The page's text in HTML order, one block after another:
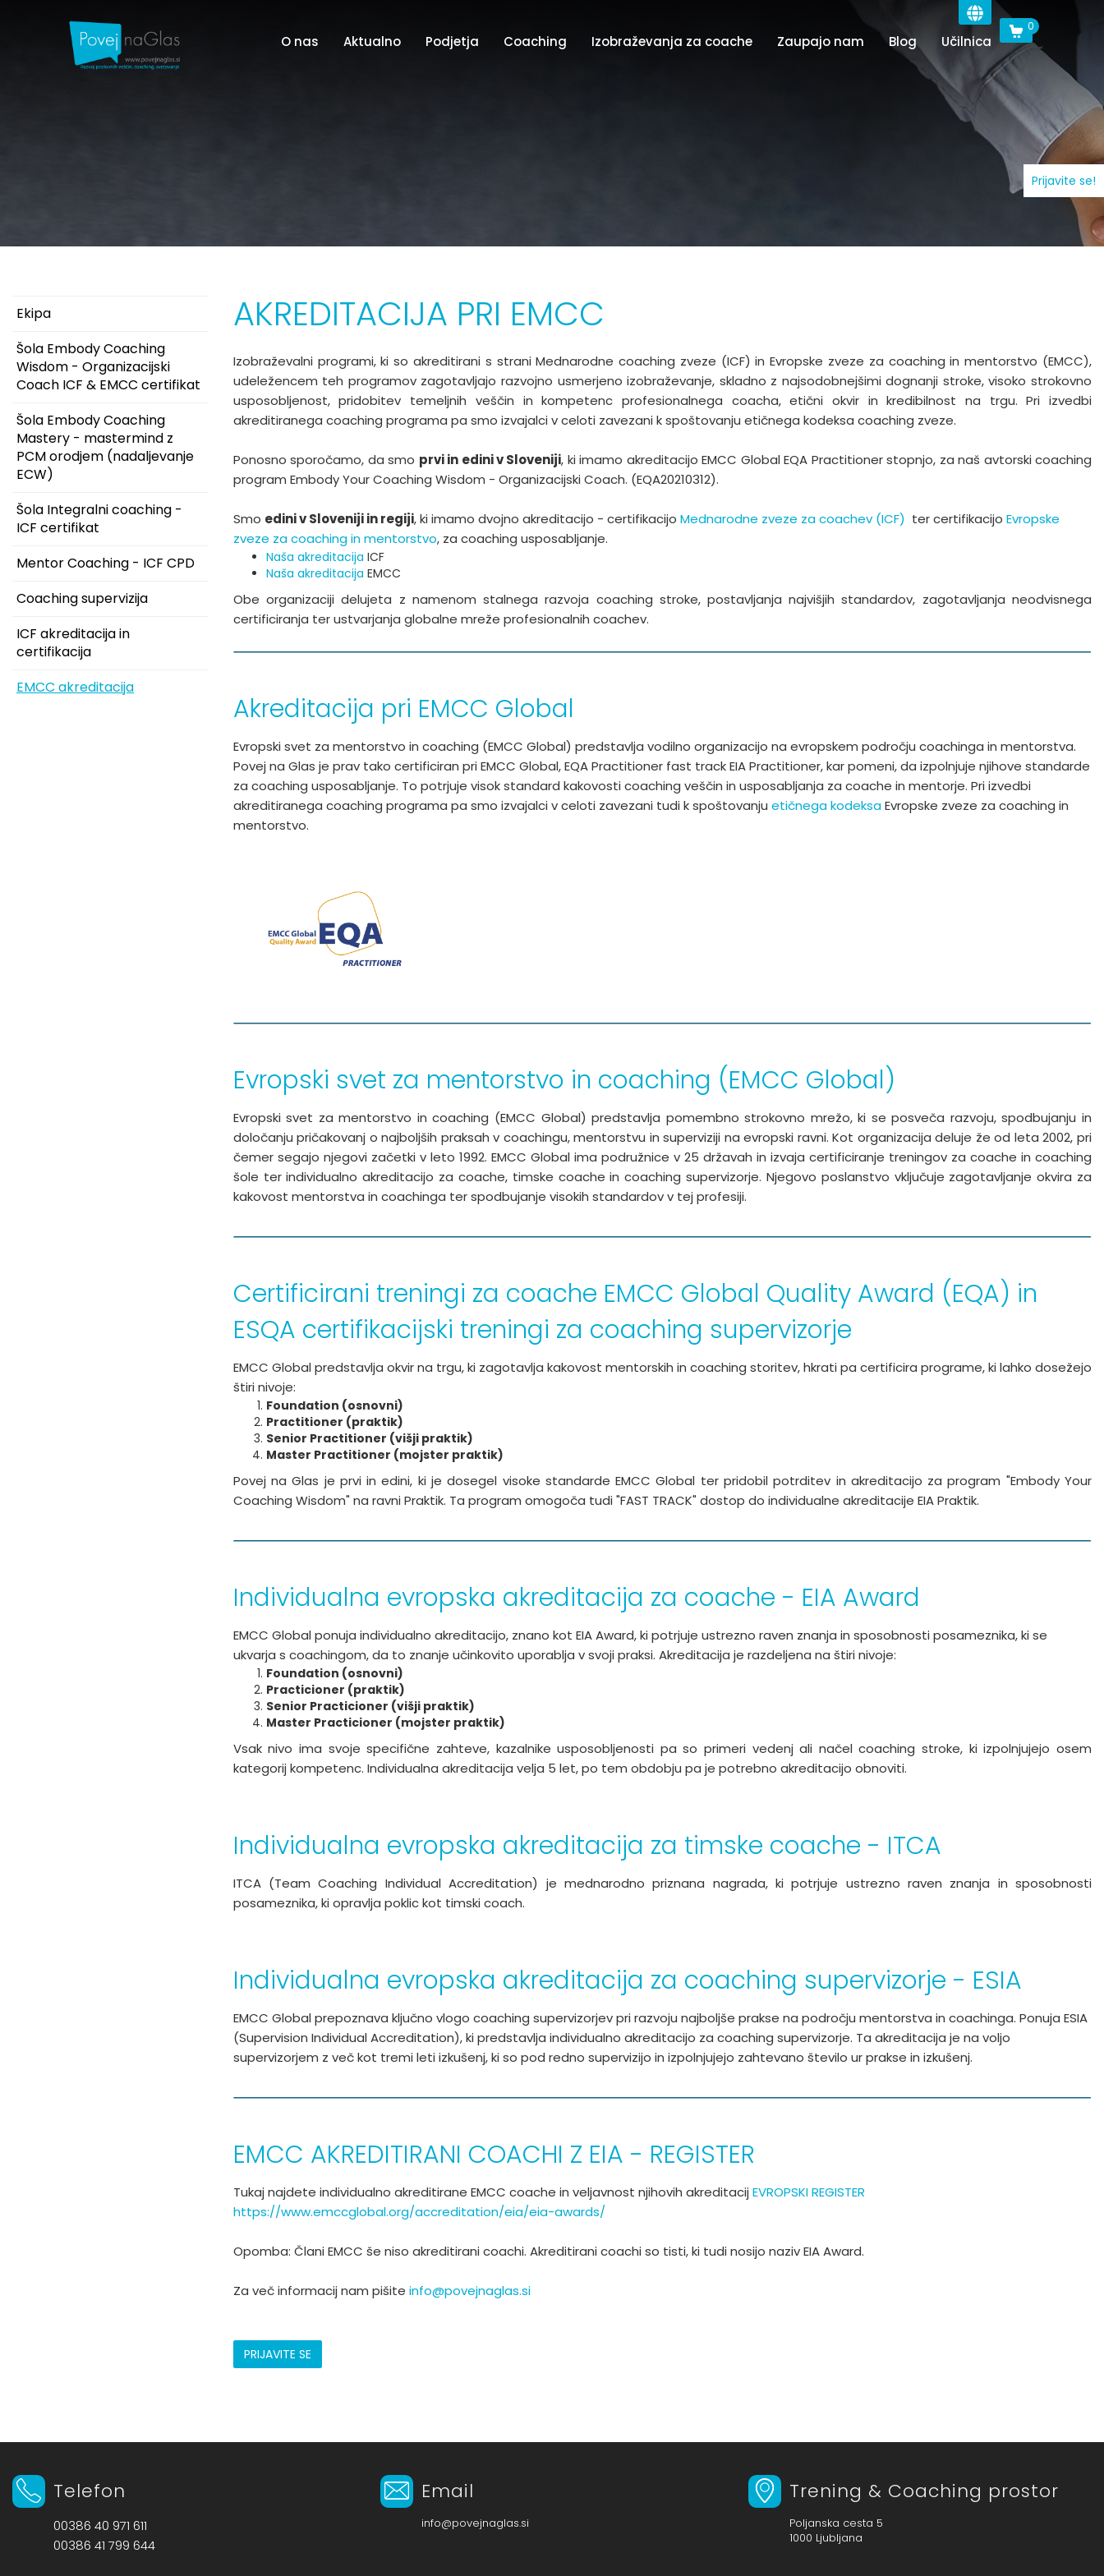
Prijavite se!
0
O nas Aktualno Podjetja Coaching Izobraževanja za coache Zaupajo nam Blog Učilnica
Ekipa
Šola Embody Coaching
Wisdom - Organizacijski
Coach ICF & EMCC certifikat
Šola Embody Coaching
Mastery - mastermind z
PCM orodjem (nadaljevanje
ECW)
Šola Integralni coaching -
ICF certifikat
Mentor Coaching - ICF CPD
Coaching supervizija
ICF akreditacija in
certifikacija
EMCC akreditacija
AKREDITACIJA PRI EMCC
Izobraževalni programi, ki so akreditirani s strani Mednarodne coaching zveze (ICF) in Evropske zveze za coaching in mentorstvo (EMCC),
udeležencem teh programov zagotavljajo razvojno usmerjeno izobraževanje, skladno z najsodobnejšimi dognanji stroke, visoko strokovno
usposobljenost, pridobitev temeljnih veščin in kompetenc profesionalnega coacha, etični okvir in kredibilnost na trgu. Pri izvedbi
akreditiranega coaching programa pa smo izvajalci v celoti zavezani k spoštovanju etičnega kodeksa coaching zveze.
Ponosno sporočamo, da smo prvi in edini v Sloveniji, ki imamo akreditacijo EMCC Global EQA Practitioner stopnjo, za naš avtorski coaching
program Embody Your Coaching Wisdom - Organizacijski Coach. (EQA20210312).
Smo edini v Sloveniji in regiji, ki imamo dvojno akreditacijo - certifikacijo Mednarodne zveze za coachev (ICF) ter certifikacijo Evropske
zveze za coaching in mentorstvo, za coaching usposabljanje.
Naša akreditacija ICF
Naša akreditacija EMCC
Obe organizaciji delujeta z namenom stalnega razvoja coaching stroke, postavljanja najvišjih standardov, zagotavljanja neodvisnega
certificiranja ter ustvarjanja globalne mreže profesionalnih coachev.
Akreditacija pri EMCC Global
Evropski svet za mentorstvo in coaching (EMCC Global) predstavlja vodilno organizacijo na evropskem področju coachinga in mentorstva.
Povej na Glas je prav tako certificiran pri EMCC Global, EQA Practitioner fast track EIA Practitioner, kar pomeni, da izpolnjuje njihove standarde
za coaching usposabljanje. To potrjuje visok standard kakovosti coaching veščin in usposabljanja za coache in mentorje. Pri izvedbi
akreditiranega coaching programa pa smo izvajalci v celoti zavezani tudi k spoštovanju etičnega kodeksaEvropske zveze za coaching in
mentorstvo.
Evropski svet za mentorstvo in coaching (EMCC Global)
Evropski svet za mentorstvo in coaching (EMCC Global) predstavlja pomembno strokovno mrežo, ki se posveča razvoju, spodbujanju in
določanju pričakovanj o najboljših praksah v coachingu, mentorstvu in superviziji na evropski ravni. Kot organizacija deluje že od leta 2002, pri
čemer segajo njegovi začetki v leto 1992. EMCC Global ima podružnice v 25 državah in izvaja certificiranje treningov za coache in coaching
šole ter individualno akreditacijo za coache, timske coache in coaching supervizorje. Njegovo poslanstvo vključuje zagotavljanje okvira za
kakovost mentorstva in coachinga ter spodbujanje visokih standardov v tej profesiji.
Certificirani treningi za coache EMCC Global Quality Award (EQA) in
ESQA certifikacijski treningi za coaching supervizorje
EMCC Global predstavlja okvir na trgu, ki zagotavlja kakovost mentorskih in coaching storitev, hkrati pa certificira programe, ki lahko dosežejo
štiri nivoje:
Foundation (osnovni)
Practitioner (praktik)
Senior Practitioner (višji praktik)
Master Practitioner (mojster praktik)
Povej na Glas je prvi in edini, ki je dosegel visoke standarde EMCC Global ter pridobil potrditev in akreditacijo za program "Embody Your
Coaching Wisdom" na ravni Praktik. Ta program omogoča tudi "FAST TRACK" dostop do individualne akreditacije EIA Praktik.
Individualna evropska akreditacija za coache - EIA Award
EMCC Global ponuja individualno akreditacijo, znano kot EIA Award, ki potrjuje ustrezno raven znanja in sposobnosti posameznika, ki se
ukvarja s coachingom, da to znanje učinkovito uporablja v svoji praksi. Akreditacija je razdeljena na štiri nivoje:
Foundation (osnovni)
Practicioner (praktik)
Senior Practicioner (višji praktik)
Master Practicioner (mojster praktik)
Vsak nivo ima svoje specifične zahteve, kazalnike usposobljenosti pa so primeri vedenj ali načel coaching stroke, ki izpolnjujejo osem
kategorij kompetenc. Individualna akreditacija velja 5 let, po tem obdobju pa je potrebno akreditacijo obnoviti.
Individualna evropska akreditacija za timske coache - ITCA
ITCA (Team Coaching Individual Accreditation) je mednarodno priznana nagrada, ki potrjuje ustrezno raven znanja in sposobnosti
posameznika, ki opravlja poklic kot timski coach.
Individualna evropska akreditacija za coaching supervizorje - ESIA
EMCC Global prepoznava ključno vlogo coaching supervizorjev pri razvoju najboljše prakse na področju mentorstva in coachinga. Ponuja ESIA
(Supervision Individual Accreditation), ki predstavlja individualno akreditacijo za coaching supervizorje. Ta akreditacija je na voljo
supervizorjem z več kot tremi leti izkušenj, ki so pod redno supervizijo in izpolnjujejo zahtevano število ur prakse in izkušenj.
EMCC AKREDITIRANI COACHI Z EIA - REGISTER
Tukaj najdete individualno akreditirane EMCC coache in veljavnost njihovih akreditacij EVROPSKI REGISTER
https://www.emccglobal.org/accreditation/eia/eia-awards/
Opomba: Člani EMCC še niso akreditirani coachi. Akreditirani coachi so tisti, ki tudi nosijo naziv EIA Award.
Za več informacij nam pišite info@povejnaglas.si
PRIJAVITE SE
Telefon
00386 40 971 611
00386 41 799 644
Email
info@povejnaglas.si
Trening & Coaching prostor
Poljanska cesta 5
1000 Ljubljana